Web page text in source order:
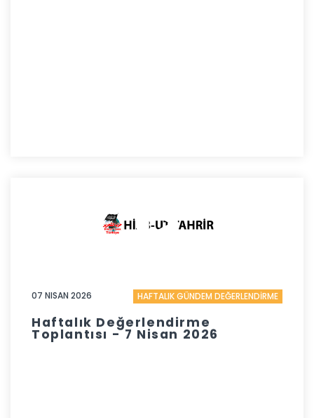
07 NISAN 2026 HAFTALIK GÜNDEM DEĞERLENDİRME
Haftalık Değerlendirme
Toplantısı - 7 Nisan 2026